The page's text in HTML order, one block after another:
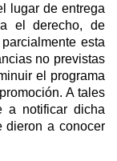
lugar de entrega
el derecho, de
esta
no previstas
el programa
A tales
a notificar dicha
dieron a conocer